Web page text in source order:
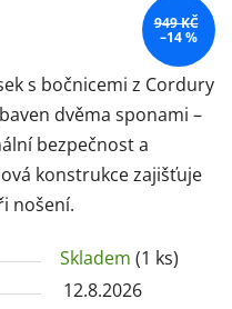
s bočnicemi z Cordury
dvěma sponami –
bezpečnost a
konstrukce zajišťuje
nošení.
Skladem (1 ks)
12.8.2026
949 KČ
–14 %